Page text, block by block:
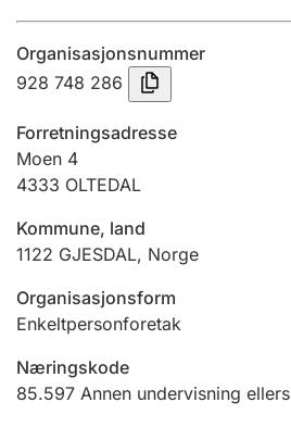
Tinglysing
Jeger
Betaling og jegeravgiftskort
Ektepaktveileder
Offentlig sektor
Andre tema
Organisasjonsnummer
928 748 286
Forretningsadresse
Moen 4
4333 OLTEDAL
Kommune, land
1122 GJESDAL, Norge
Organisasjonsform
Enkeltpersonforetak
Næringskode
85.597 Annen undervisning ellers